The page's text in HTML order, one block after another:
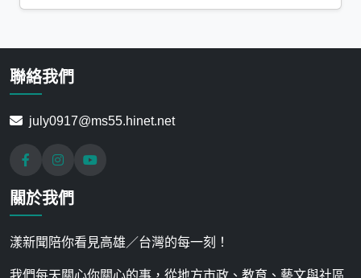
聯絡我們
july0917@ms55.hinet.net
關於我們
漾新聞陪你看見高雄／台灣的每一刻！
我們每天關心你關心的事，從地方市政、教育、藝文與社區